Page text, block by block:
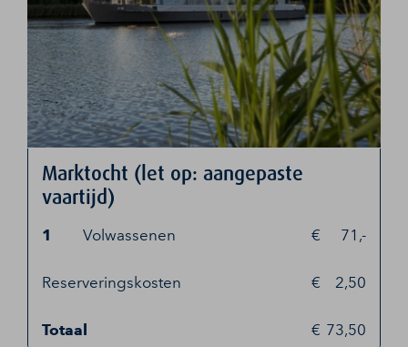
Marktocht (let op: aangepaste
vaartijd)
1 Volwassenen 71,-
Reserveringskosten 2,50
Totaal 73,50